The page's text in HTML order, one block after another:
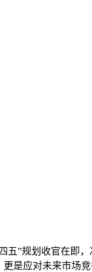
五”规划收官在即
是应对未来市场